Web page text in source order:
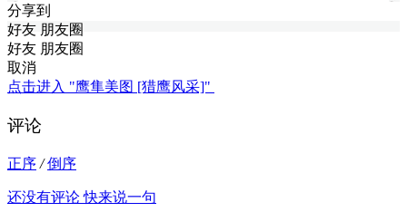
分享到
好友 朋友圈
好友 朋友圈
取消
点击进入 "鹰隼美图 [猎鹰风采]"
评论
正序 / 倒序
还没有评论 快来说一句